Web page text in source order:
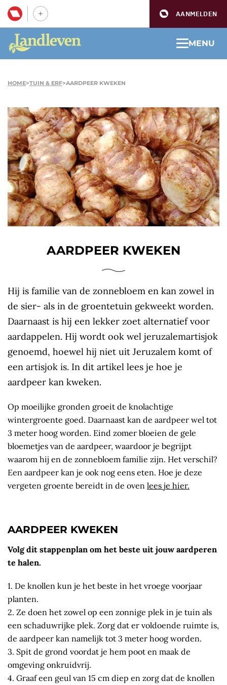
AANMELDEN
MENU
HOME>TUIN & ERF>AARDPEER KWEKEN
AARDPEER KWEKEN
Hij is familie van de zonnebloem en kan zowel in
de sier- als in de groentetuin gekweekt worden.
Daarnaast is hij een lekker zoet alternatief voor
aardappelen. Hij wordt ook wel jeruzalemartisjok
genoemd, hoewel hij niet uit Jeruzalem komt of
een artisjok is. In dit artikel lees je hoe je
aardpeer kan kweken.
Op moeilijke gronden groeit de knolachtige
wintergroente goed. Daarnaast kan de aardpeer wel tot
3 meter hoog worden. Eind zomer bloeien de gele
bloemetjes van de aardpeer, waardoor je begrijpt
waarom hij en de zonnebloem familie zijn. Het verschil?
Een aardpeer kan je ook nog eens eten. Hoe je deze
vergeten groente bereidt in de oven lees je hier.
AARDPEER KWEKEN
Volg dit stappenplan om het beste uit jouw aardperen
te halen.
1. De knollen kun je het beste in het vroege voorjaar
planten.
2. Ze doen het zowel op een zonnige plek in je tuin als
een schaduwrijke plek. Zorg dat er voldoende ruimte is,
de aardpeer kan namelijk tot 3 meter hoog worden.
3. Spit de grond voordat je hem poot en maak de
omgeving onkruidvrij.
4. Graaf een geul van 15 cm diep en zorg dat de knollen